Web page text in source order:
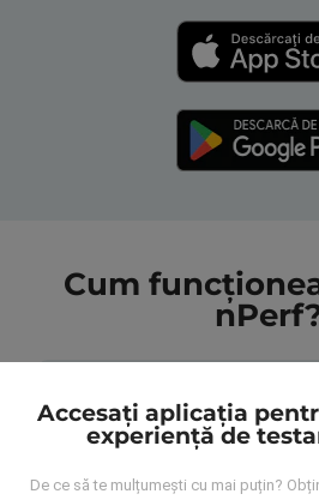
Cum
De unde provin datele?
Accesați aplicația
experiență de
De ce să te mulțumești cu mai puțin?